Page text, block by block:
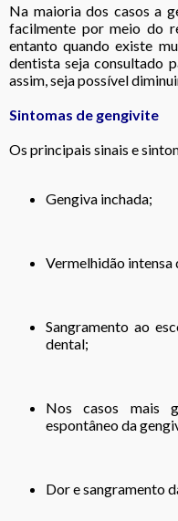
Na maioria dos casos a
facilmente por meio do
entanto quando existe
dentista seja consultado
assim, seja possível
Sintomas de gengivite
Os principais sinais e
Gengiva inchada;
Vermelhidão intensa
Sangramento ao
dental;
Nos casos mais
espontâneo da
Dor e sangramento